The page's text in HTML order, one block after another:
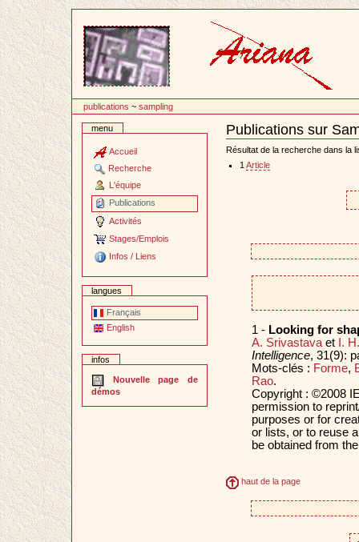
contenu
publications ~sampling
menu
Accueil
Recherche
L'équipe
Publications
Activités
Stages/Emplois
Infos / Liens
langues
Français
English
infos
Nouvelle page de
démos
Publications sur
Document
Actions
Résultat de la recherche dans la
1 Article
1 - Looking for
A. Srivastavaet I.
Intelligence, 31(9):
Mots-clés : Forme,
Rao.
Copyright : ©2008
permission to
purposes or for
or lists, or to reuse
be obtained from
haut de la page